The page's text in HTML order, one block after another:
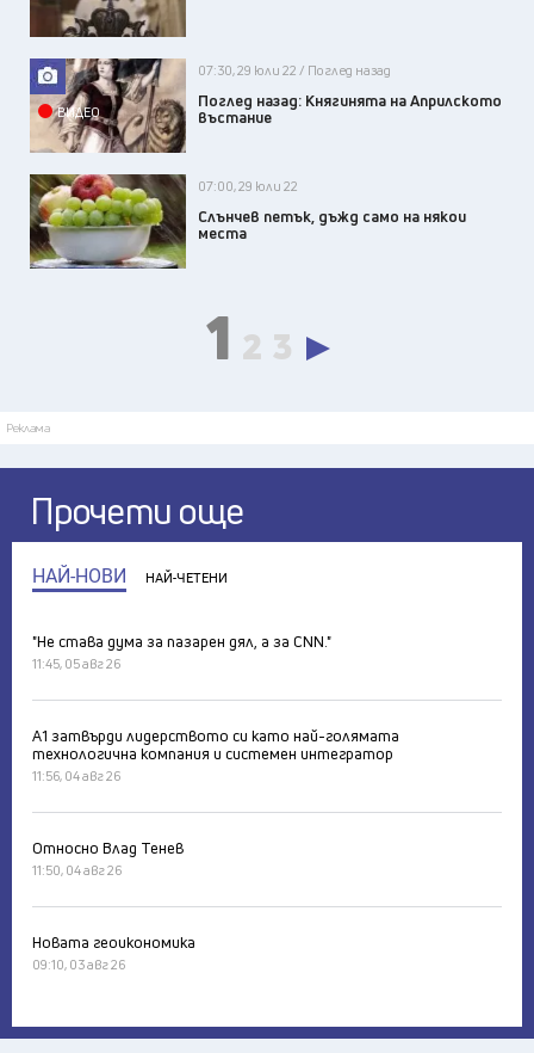
ВИДЕО
07:30, 29 юли 22 / Поглед назад
Поглед назад: Княгинята на Априлското
въстание
07:00, 29 юли 22
Слънчев петък, дъжд само на някои
места
1 2 3
Реклама
Прочети още
НАЙ-НОВИ НАЙ-ЧЕТЕНИ
"Не става дума за пазарен дял, а за CNN."
11:45, 05 авг 26
А1 затвърди лидерството си като най-голямата
технологична компания и системен интегратор
11:56, 04 авг 26
Относно Влад Тенев
11:50, 04 авг 26
Новата геоикономика
09:10, 03 авг 26